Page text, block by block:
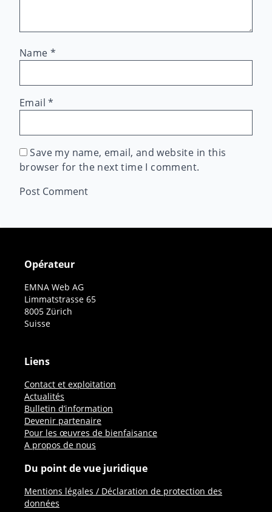
Name *
Email*
Save my name, email, and website in this
browser for the next time I comment.
Opérateur
EMNA Web AG
Limmatstrasse 65
8005 Zürich
Suisse
Liens
Contact et exploitation
Actualités
Bulletin d’information
Devenir partenaire
Pour les œuvres de bienfaisance
A propos de nous
Du point de vue juridique
Mentions légales / Déclaration de protection des
données